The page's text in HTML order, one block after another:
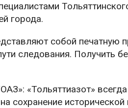
города.
собой печатную
следования. Получить
«Тольяттиазот» всегда
сохранение исторической